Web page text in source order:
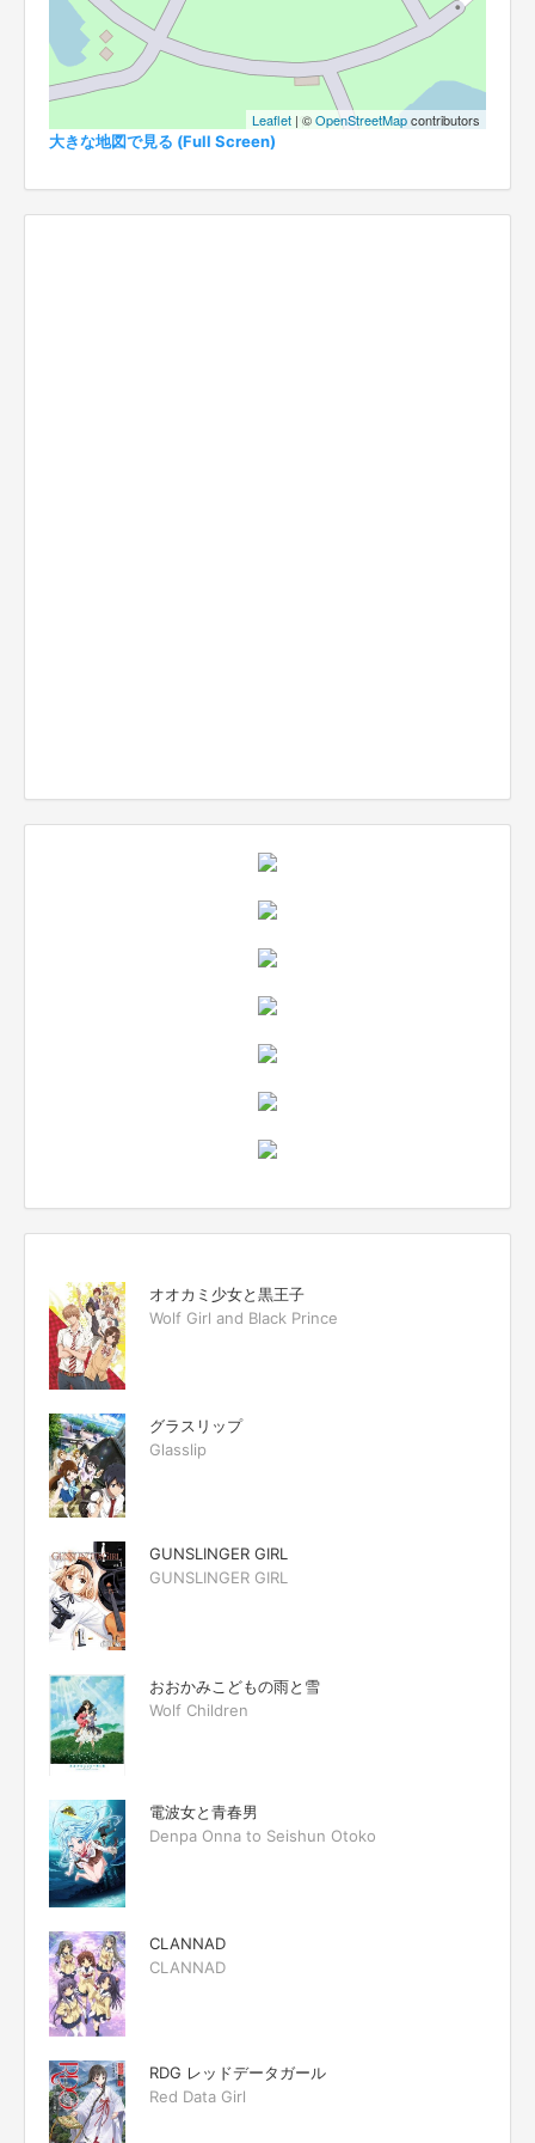
Leaflet | ©OpenStreetMapcontributors
大きな地図で見る (Full Screen)
オオカミ少女と黒王子
Wolf Girl and Black Prince
グラスリップ
Glasslip
GUNSLINGER GIRL
GUNSLINGER GIRL
おおかみこどもの雨と雪
Wolf Children
電波女と青春男
Denpa Onna to Seishun Otoko
CLANNAD
CLANNAD
RDG レッドデータガール
Red Data Girl